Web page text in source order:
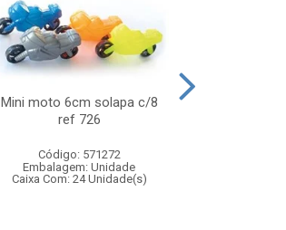
Mini moto 6cm solapa c/8
ref 726
Código: 571272
Embalagem: Unidade
Caixa Com: 24 Unidade(s)